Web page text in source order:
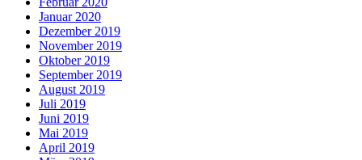
Januar 2020
Dezember 2019
November 2019
Oktober 2019
September 2019
August 2019
Juli 2019
Juni 2019
Mai 2019
April 2019